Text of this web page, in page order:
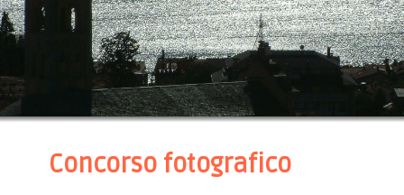
METEO WEBCAM
Concorso fotografico